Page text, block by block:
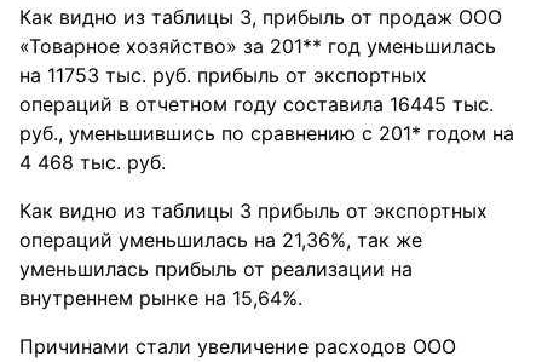
Как видно из таблицы 3, прибыль от продаж ООО
«Товарное хозяйство» за 201** год уменьшилась
на 11753 тыс. руб. прибыль от экспортных
операций в отчетном году составила 16445 тыс.
руб., уменьшившись по сравнению с 201* годом на
4 468 тыс. руб.
Как видно из таблицы 3 прибыль от экспортных
операций уменьшилась на 21,36%, так же
уменьшилась прибыль от реализации на
внутреннем рынке на 15,64%.
Причинами стали увеличение расходов ООО